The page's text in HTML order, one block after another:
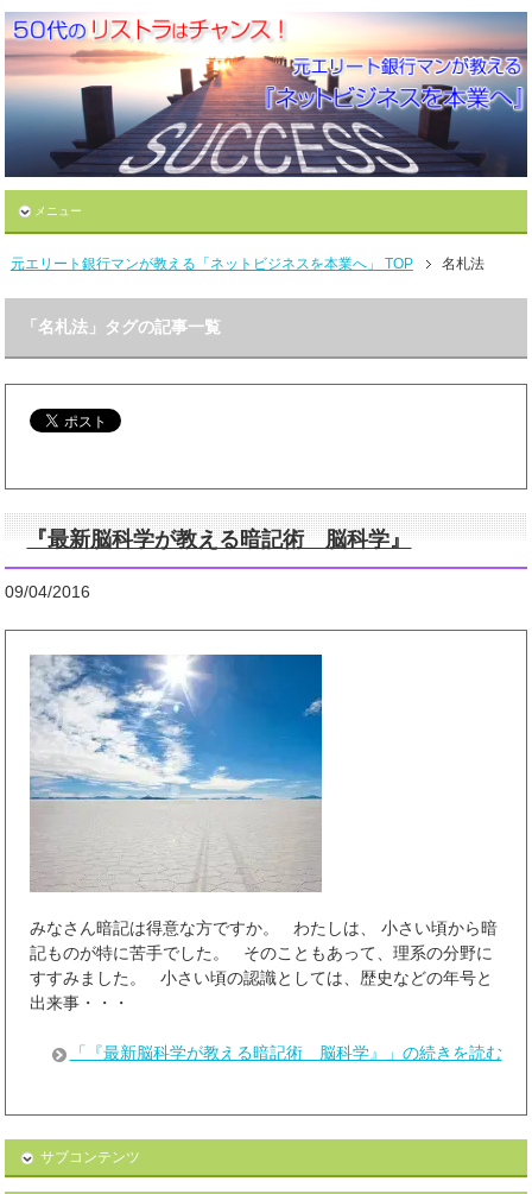
メニュー
元エリート銀行マンが教える「ネットビジネスを本業へ」 TOP 名札法
「名札法」タグの記事一覧
『最新脳科学が教える暗記術 脳科学』
09/04/2016
みなさん暗記は得意な方ですか。 わたしは、 小さい頃から暗
記ものが特に苦手でした。 そのこともあって、理系の分野に
すすみました。 小さい頃の認識としては、歴史などの年号と
出来事・・・
「『最新脳科学が教える暗記術 脳科学』」の続きを読む
サブコンテンツ